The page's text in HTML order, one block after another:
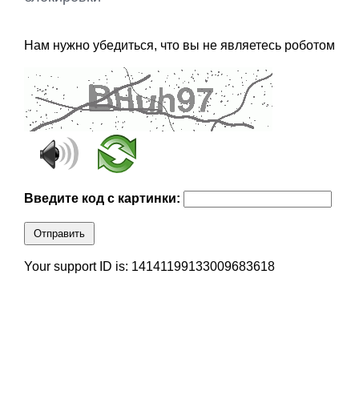
Нам нужно убедиться, что вы не являетесь роботом
Введите код с картинки:
Отправить
Your support ID is: 14141199133009683618